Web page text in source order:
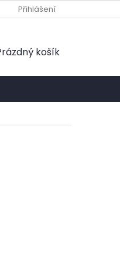
KONTAKTNÍ MÍSTO
Přihlášení
košík